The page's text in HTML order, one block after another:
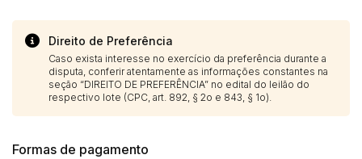
Direito de Preferência
Caso exista interesse no exercício da preferência durante a
disputa, conferir atentamente as informações constantes na
seção “DIREITO DE PREFERÊNCIA” no edital do leilão do
respectivo lote (CPC, art. 892, § 2o e 843, § 1o).
Formas de pagamento